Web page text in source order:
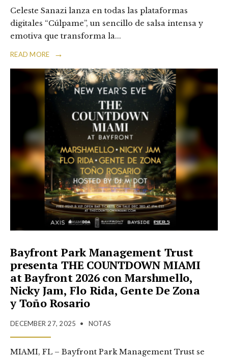
Celeste Sanazi lanza en todas las plataformas
digitales “Cúlpame”, un sencillo de salsa intensa y
emotiva que transforma la...
READ MORE →
Bayfront Park Management Trust
presenta THE COUNTDOWN MIAMI
at Bayfront 2026 con Marshmello,
Nicky Jam, Flo Rida, Gente De Zona
y Toño Rosario
DECEMBER 27, 2025 • NOTAS
MIAMI, FL – Bayfront Park Management Trust se